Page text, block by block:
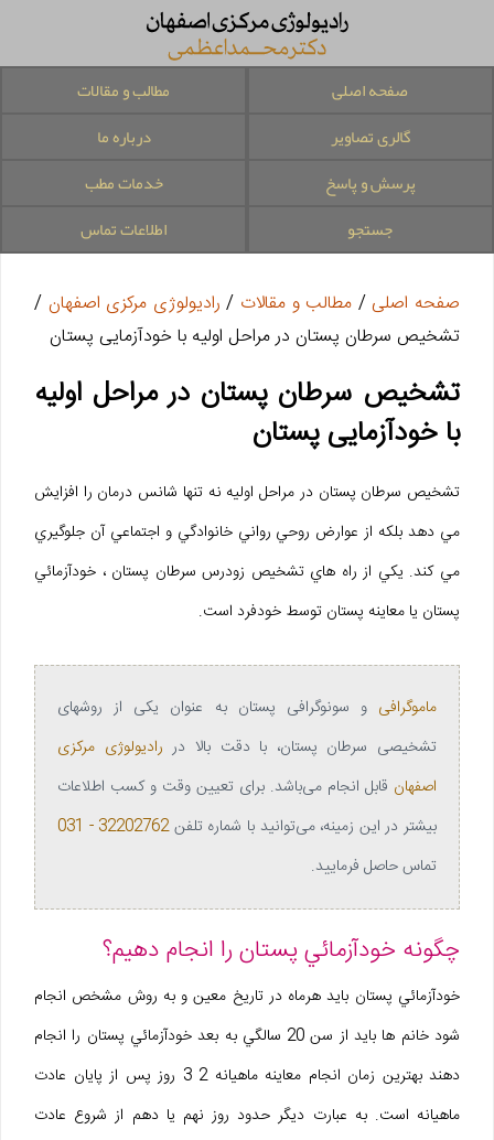
صفحه اصلی
مطالب و مقالات
گالری تصاویر
درباره ما
پرسش و پاسخ
خدمات مطب
جستجو
اطلاعات تماس
صفحه اصلی / مطالب و مقالات / رادیولوژی مرکزی اصفهان /
تشخيص سرطان پستان در مراحل اوليه با خودآزمایی پستان
تشخيص سرطان پستان در مراحل اوليه
با خودآزمایی پستان
تشخيص سرطان پستان در مراحل اوليه نه تنها شانس درمان را افزايش
مي دهد بلکه از عوارض روحي رواني خانوادگي و اجتماعي آن جلوگيري
مي کند. يکي از راه هاي تشخيص زودرس سرطان پستان ، خودآزمائي
پستان يا معاينه پستان توسط خودفرد است.
ماموگرافی و سونوگرافی پستان به عنوان یکی از روشهای
تشخیصی سرطان پستان، با دقت بالا در رادیولوژی مرکزی
اصفهان قابل انجام می‌باشد. برای تعیین وقت و کسب اطلاعات
بیشتر در این زمینه، می‌توانید با شماره تلفن32202762 - 031
تماس حاصل فرمایید.
چگونه خودآزمائي پستان را انجام دهيم؟
خودآزمائي پستان بايد هرماه در تاريخ معين و به روش مشخص انجام
شود خانم ها بايد از سن 20 سالگي به بعد خودآزمائي پستان را انجام
دهند بهترين زمان انجام معاينه ماهيانه 2 3 روز پس از پايان عادت
ماهيانه است. به عبارت ديگر حدود روز نهم يا دهم از شروع عادت